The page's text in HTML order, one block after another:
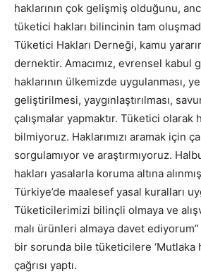
haklarının çok gelişmiş olduğunu,
tüketici hakları bilincinin tam
Tüketici Hakları Derneği, kamu
dernektir. Amacımız, evrensel kabul
haklarının ülkemizde uygulanması,
geliştirilmesi, yaygınlaştırılması,
çalışmalar yapmaktır. Tüketici olarak
bilmiyoruz. Haklarımızı aramak için
sorgulamıyor ve araştırmıyoruz.
hakları yasalarla koruma altına
Türkiye’de maalesef yasal kuralları
Tüketicilerimizi bilinçli olmaya ve
malı ürünleri almaya davet
bir sorunda bile tüketicilere ‘Mutlaka
çağrısı yaptı.